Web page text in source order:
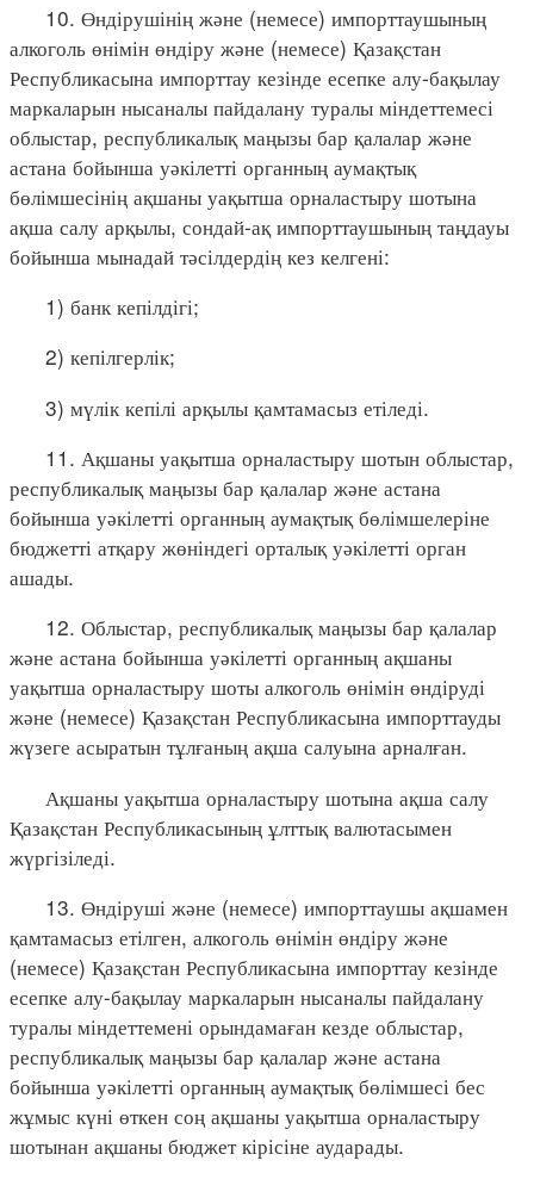
10. Өндірушінің және (немесе) импорттаушының
алкоголь өнімін өндіру және (немесе) Қазақстан
Республикасына импорттау кезінде есепке алу-бақылау
маркаларын нысаналы пайдалану туралы міндеттемесі
облыстар, республикалық маңызы бар қалалар және
астана бойынша уәкілетті органның аумақтық
бөлімшесінің ақшаны уақытша орналастыру шотына
ақша салу арқылы, сондай-ақ импорттаушының таңдауы
бойынша мынадай тәсілдердің кез келгені:
1) банк кепілдігі;
2) кепілгерлік;
3) мүлік кепілі арқылы қамтамасыз етіледі.
11. Ақшаны уақытша орналастыру шотын облыстар,
республикалық маңызы бар қалалар және астана
бойынша уәкілетті органның аумақтық бөлімшелеріне
бюджетті атқару жөніндегі орталық уәкілетті орган
ашады.
12. Облыстар, республикалық маңызы бар қалалар
және астана бойынша уәкілетті органның ақшаны
уақытша орналастыру шоты алкоголь өнімін өндіруді
және (немесе) Қазақстан Республикасына импорттауды
жүзеге асыратын тұлғаның ақша салуына арналған.
Ақшаны уақытша орналастыру шотына ақша салу
Қазақстан Республикасының ұлттық валютасымен
жүргізіледі.
13. Өндіруші және (немесе) импорттаушы ақшамен
қамтамасыз етілген, алкоголь өнімін өндіру және
(немесе) Қазақстан Республикасына импорттау кезінде
есепке алу-бақылау маркаларын нысаналы пайдалану
туралы міндеттемені орындамаған кезде облыстар,
республикалық маңызы бар қалалар және астана
бойынша уәкілетті органның аумақтық бөлімшесі бес
жұмыс күні өткен соң ақшаны уақытша орналастыру
шотынан ақшаны бюджет кірісіне аударады.